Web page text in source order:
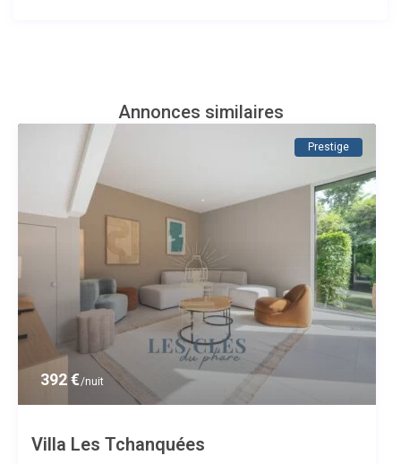
Annonces similaires
392 €/nuit
Prestige
Villa Les Tchanquées